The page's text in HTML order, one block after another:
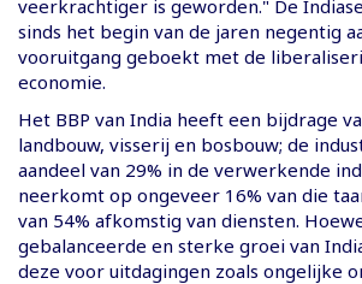
veerkrachtiger is geworden." De
sinds het begin van de jaren negentig
vooruitgang geboekt met de
economie.
Het BBP van India heeft een bijdrage
landbouw, visserij en bosbouw; de
aandeel van 29% in de verwerkende
neerkomt op ongeveer 16% van die
van 54% afkomstig van diensten.
gebalanceerde en sterke groei van
deze voor uitdagingen zoals ongelijke